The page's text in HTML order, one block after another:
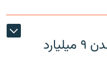
بانک مرکزی ایران گم شدن ۹ میلیارد